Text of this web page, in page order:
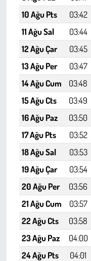
10 Ağu Pts
03:42
11 Ağu Sal
03:44
12 Ağu Çar
03:45
13 Ağu Per
03:47
14 Ağu Cum
03:48
15 Ağu Cts
03:49
16 Ağu Paz
03:50
17 Ağu Pts
03:52
18 Ağu Sal
03:53
19 Ağu Çar
03:54
20 Ağu Per
03:56
21 Ağu Cum
03:57
22 Ağu Cts
03:58
23 Ağu Paz
04:00
24 Ağu Pts
04:01